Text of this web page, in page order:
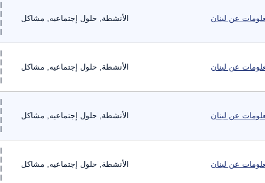
عن لبنان الأنشطة, حلول إجتماعيه, مشاكل
عن لبنان الأنشطة, حلول إجتماعيه, مشاكل
عن لبنان الأنشطة, حلول إجتماعيه, مشاكل
عن لبنان الأنشطة, حلول إجتماعيه, مشاكل